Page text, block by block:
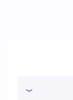
دیدن کرد. فضای